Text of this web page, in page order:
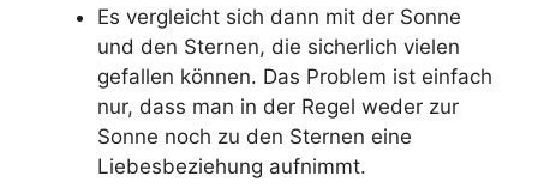
Es vergleicht sich dann mit der Sonne
und den Sternen, die sicherlich vielen
gefallen können. Das Problem ist einfach
nur, dass man in der Regel weder zur
Sonne noch zu den Sternen eine
Liebesbeziehung aufnimmt.